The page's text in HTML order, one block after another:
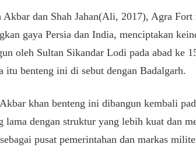
Akbar dan Shah Jahan(Ali, 2017), Agra
gaya Persia dan India, menciptakan
oleh Sultan Sikandar Lodi pada abad ke
itu benteng ini di sebut dengan Badalgarh.
khan benteng ini dibangun kembali
lama dengan struktur yang lebih kuat dan
pusat pemerintahan dan markas